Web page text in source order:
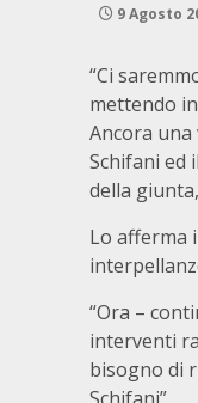
9 Agosto
“Ci
mettendo
Ancora
Schifani ed
della
Lo afferma
“Ora –
interventi
bisogno di